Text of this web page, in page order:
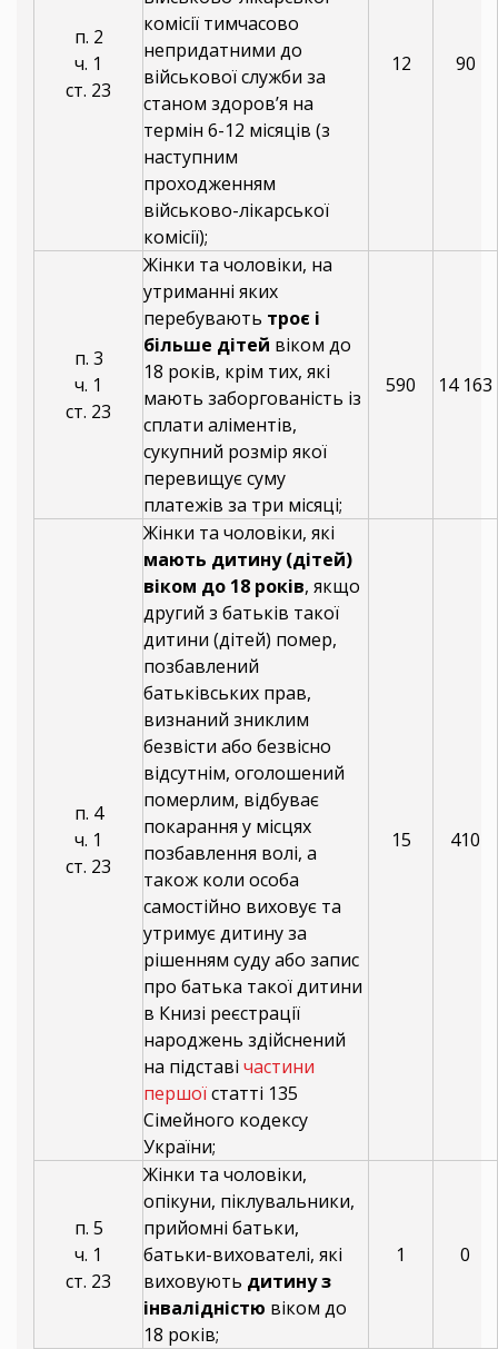
п. 2
ч. 1
ст. 23
комісії тимчасово
непридатними до
військової служби за
станом здоров’я на
термін 6-12 місяців (з
наступним
проходженням
військово-лікарської
комісії);
12 90
п. 3
ч. 1
ст. 23
Жінки та чоловіки, на
утриманні яких
перебувають троє і
більше дітей віком до
18 років, крім тих, які
мають заборгованість із
сплати аліментів,
сукупний розмір якої
перевищує суму
платежів за три місяці;
590 14 163
п. 4
ч. 1
ст. 23
Жінки та чоловіки, які
мають дитину (дітей)
віком до 18 років, якщо
другий з батьків такої
дитини (дітей) помер,
позбавлений
батьківських прав,
визнаний зниклим
безвісти або безвісно
відсутнім, оголошений
померлим, відбуває
покарання у місцях
позбавлення волі, а
також коли особа
самостійно виховує та
утримує дитину за
рішенням суду або запис
про батька такої дитини
в Книзі реєстрації
народжень здійснений
на підставі частини
першоїстатті 135
Сімейного кодексу
України;
15 410
п. 5
ч. 1
ст. 23
Жінки та чоловіки,
опікуни, піклувальники,
прийомні батьки,
батьки-вихователі, які
виховують дитину з
інвалідністю віком до
18 років;
1 0